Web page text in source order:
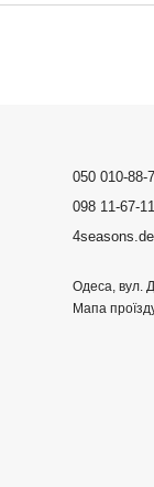
050 010-88-
098 11-67-
Одеса, вул.
Мапа